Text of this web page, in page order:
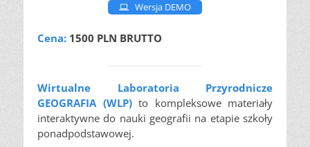
Wersja DEMO
Cena: 1500 PLN BRUTTO
Wirtualne Laboratoria Przyrodnicze
GEOGRAFIA (WLP)to kompleksowe materiały
interaktywne do nauki geografii na etapie szkoły
ponadpodstawowej.